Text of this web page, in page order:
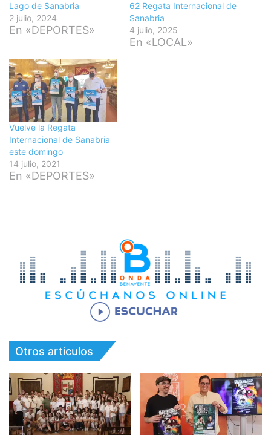
Lago de Sanabria
2 julio, 2024
En «DEPORTES»
62 Regata Internacional de
Sanabria
4 julio, 2025
En «LOCAL»
Vuelve la Regata
Internacional de Sanabria
este domingo
14 julio, 2021
En «DEPORTES»
Otros artículos